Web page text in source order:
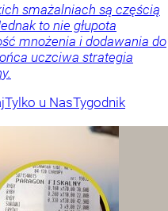
smażalniach są częścią
to nie głupota
mnożenia i dodawania do
uczciwa strategia
Tylko u NasTygodnik